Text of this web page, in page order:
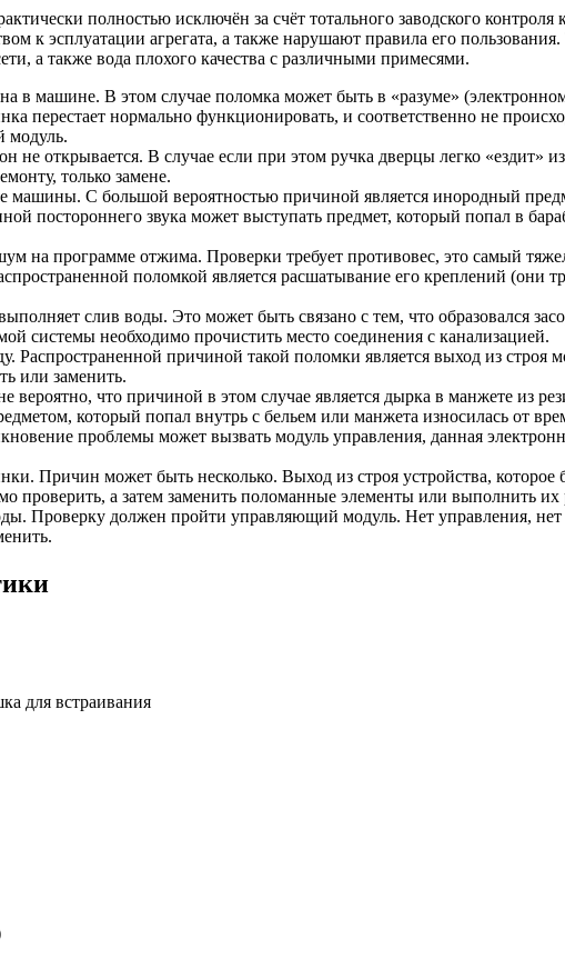
полностью исключён за счёт тотального заводского
к эсплуатации агрегата, а также нарушают правила его
а также вода плохого качества с различными примесями.
в машине. В этом случае поломка может быть в «разуме»
перестает нормально функционировать, и соответственно не
модуль.
не открывается. В случае если при этом ручка дверцы легко «ездит»
только замене.
С большой вероятностью причиной является инородный
постороннего звука может выступать предмет, который попал в
на программе отжима. Проверки требует противовес, это самый
поломкой является расшатывание его креплений (они
слив воды. Это может быть связано с тем, что образовался
системы необходимо прочистить место соединения с канализацией.
Распространенной причиной такой поломки является выход из
или заменить.
вероятно, что причиной в этом случае является дырка в манжете из
который попал внутрь с бельем или манжета износилась от
проблемы может вызвать модуль управления, данная
Причин может быть несколько. Выход из строя устройства,
проверить, а затем заменить поломанные элементы или выполнить их
Проверку должен пройти управляющий модуль. Нет управления,
для встраивания